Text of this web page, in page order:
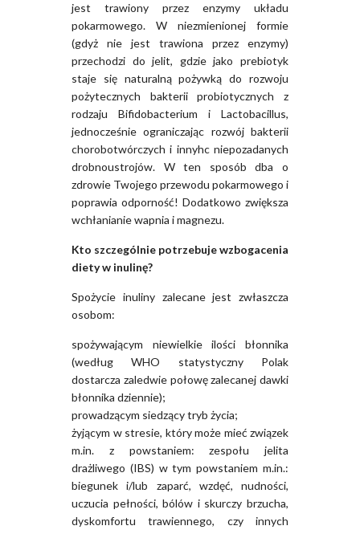
jest trawiony przez enzymy układu
pokarmowego. W niezmienionej formie
(gdyż nie jest trawiona przez enzymy)
przechodzi do jelit, gdzie jako prebiotyk
staje się naturalną pożywką do rozwoju
pożytecznych bakterii probiotycznych z
rodzaju Bifidobacterium i Lactobacillus,
jednocześnie ograniczając rozwój bakterii
chorobotwórczych i innyhc niepozadanych
drobnoustrojów. W ten sposób dba o
zdrowie Twojego przewodu pokarmowego i
poprawia odporność! Dodatkowo zwiększa
wchłanianie wapnia i magnezu.
Kto szczególnie potrzebuje wzbogacenia
diety w inulinę?
Spożycie inuliny zalecane jest zwłaszcza
osobom:
spożywającym niewielkie ilości błonnika
(według WHO statystyczny Polak
dostarcza zaledwie połowę zalecanej dawki
błonnika dziennie);
prowadzącym siedzący tryb życia;
żyjącym w stresie, który może mieć związek
m.in. z powstaniem: zespołu jelita
drażliwego (IBS) w tym powstaniem m.in.:
biegunek i/lub zaparć, wzdęć, nudności,
uczucia pełności, bólów i skurczy brzucha,
dyskomfortu trawiennego, czy innych